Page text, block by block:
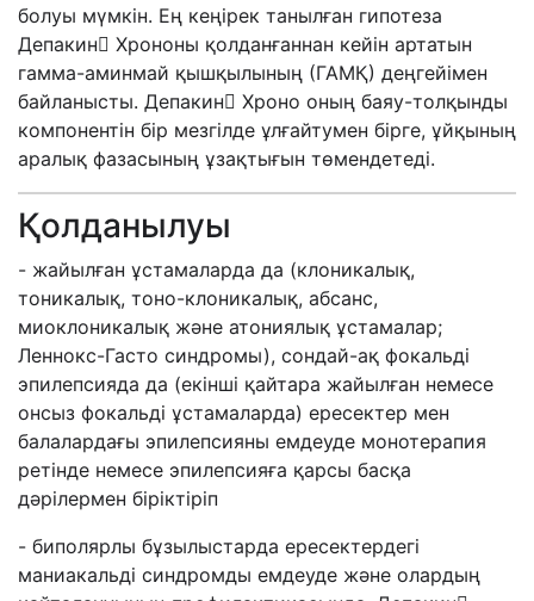
болуы мүмкін. Ең кеңірек танылған гипотеза
Депакин Хрононы қолданғаннан кейін артатын
гамма-аминмай қышқылының (ГАМҚ) деңгейімен
байланысты. Депакин Хроно оның баяу-толқынды
компонентін бір мезгілде ұлғайтумен бірге, ұйқының
аралық фазасының ұзақтығын төмендетеді.
Қолданылуы
- жайылған ұстамаларда да (клоникалық,
тоникалық, тоно-клоникалық, абсанс,
миоклоникалық және атониялық ұстамалар;
Леннокс-Гасто синдромы), сондай-ақ фокальді
эпилепсияда да (екінші қайтара жайылған немесе
онсыз фокальді ұстамаларда) ересектер мен
балалардағы эпилепсияны емдеуде монотерапия
ретінде немесе эпилепсияға қарсы басқа
дәрілермен біріктіріп
- биполярлы бұзылыстарда ересектердегі
маниакальді синдромды емдеуде және олардың